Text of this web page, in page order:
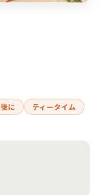
に
ティータイム